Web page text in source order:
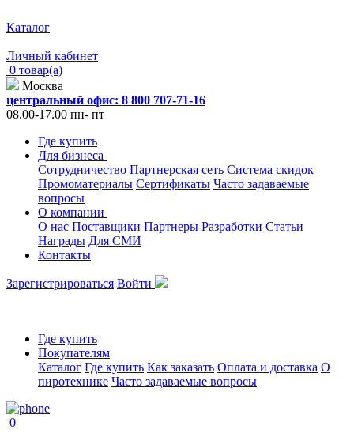
Каталог
Личный кабинет
0 товар(а)
Москва
центральный офис: 8 800 707-71-16
08.00-17.00 пн- пт
Где купить
Для бизнеса
Сотрудничество Партнерская сеть Система скидок
Промоматериалы Сертификаты Часто задаваемые
вопросы
О компании
О нас Поставщики Партнеры Разработки Статьи
Награды Для СМИ
Контакты
Зарегистрироваться Войти
Где купить
Покупателям
Каталог Где купить Как заказать Оплата и доставка О
пиротехнике Часто задаваемые вопросы
0